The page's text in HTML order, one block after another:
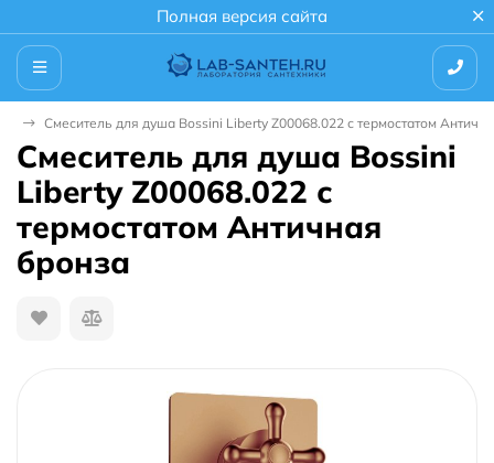
Полная версия сайта
Смеситель для душа Bossini Liberty Z00068.022 с термостатом
Смеситель для душа Bossini
Liberty Z00068.022 с
термостатом Античная
бронза